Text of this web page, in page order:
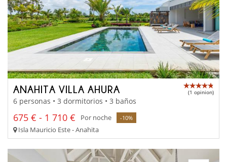
ANAHITA VILLA AHURA (1 opinion)
6 personas • 3 dormitorios • 3 baños
675 € - 1 710 € Por noche -10%
Isla Mauricio Este - Anahita